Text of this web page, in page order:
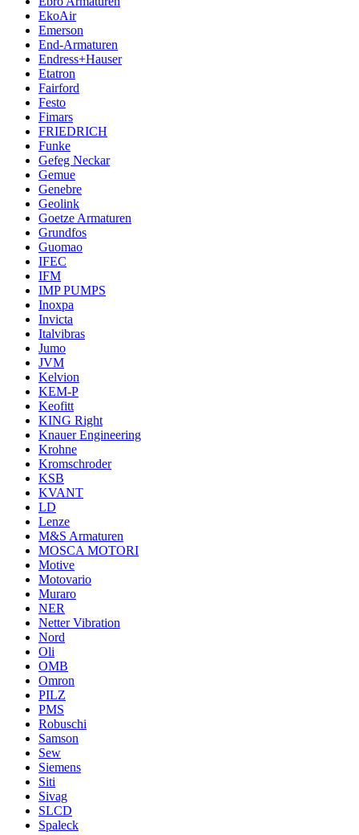
EkoAir
Emerson
End-Armaturen
Endress+Hauser
Etatron
Fairford
Festo
Fimars
FRIEDRICH
Funke
Gefeg Neckar
Gemue
Genebre
Geolink
Goetze Armaturen
Grundfos
Guomao
IFEC
IFM
IMP PUMPS
Inoxpa
Invicta
Italvibras
Jumo
JVM
Kelvion
KEM-P
Keofitt
KING Right
Knauer Engineering
Krohne
Kromschroder
KSB
KVANT
LD
Lenze
M&S Armaturen
MOSCA MOTORI
Motive
Motovario
Muraro
NER
Netter Vibration
Nord
Oli
OMB
Omron
PILZ
PMS
Robuschi
Samson
Sew
Siemens
Siti
Sivag
SLCD
Spaleck